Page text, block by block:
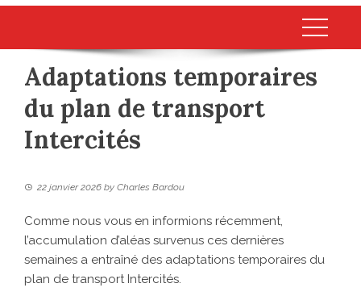
Adaptations temporaires
du plan de transport
Intercités
22 janvier 2026 by Charles Bardou
Comme nous vous en informions récemment,
l’accumulation d’aléas survenus ces dernières
semaines a entraîné des adaptations temporaires du
plan de transport Intercités.